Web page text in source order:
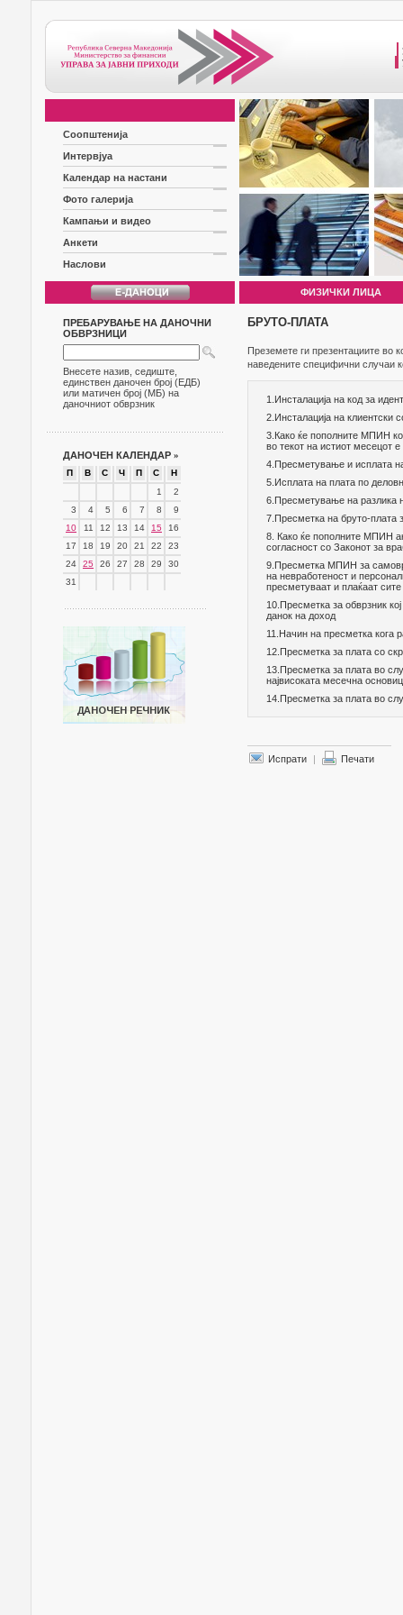
Соопштенија
Интервјуа
Календар на настани
Фото галерија
Кампањи и видео
Анкети
Наслови
ФИЗИЧКИ ЛИЦА
ПРЕБАРУВАЊЕ НА ДАНОЧНИ
ОБВРЗНИЦИ
Внесете назив, седиште,
единствен даночен број (ЕДБ)
или матичен број (МБ) на
даночниот обврзник
ДАНОЧЕН КАЛЕНДАР »
П В С Ч П С
Н
1
2
3
4 5 6 7 8
9
10
11 12 13 14 15
16
17
18 19 20 21 22
23
24
25 26 27 28 29
30
31
БРУТО-ПЛАТА
Преземете ги презентациите во
наведените специфични случаи
1.Инсталација на код за
2.Инсталација на клиентски
3.Како ќе пополните МПИН
во текот на истиот месецот
4.Пресметување и исплата
5.Исплата на плата по
6.Пресметување на разлика
7.Пресметка на бруто-плата
8. Како ќе пополните МПИН
согласност со Законот за
9.Пресметка МПИН за
на невработеност и
пресметуваат и плаќаат
10.Пресметка за обврзник
данок на доход
11.Начин на пресметка кога
12.Пресметка за плата со
13.Пресметка за плата во
највисоката месечна
14.Пресметка за плата во
Испрати | Печати